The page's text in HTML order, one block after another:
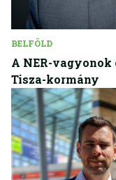
BELFÖLD
A NER-
Tisza-kormány